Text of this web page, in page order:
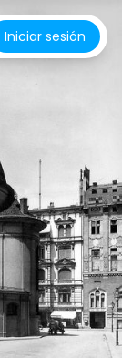
Iniciar sesión